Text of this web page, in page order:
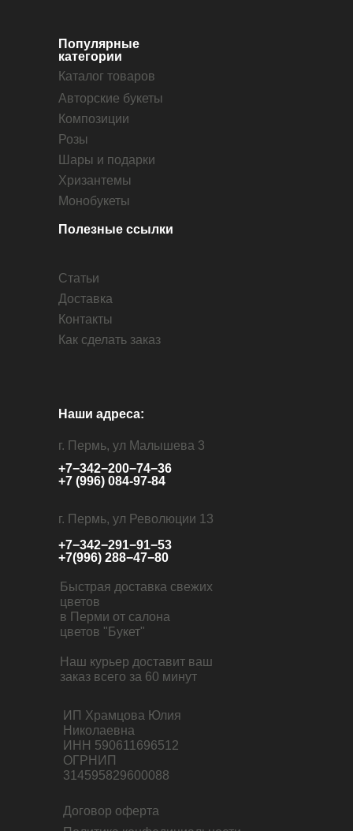
г. Пермь, ул Революции 13
г. Пермь, ул Малышева 3
Авторские букеты
Композиции
Розы
Шары и подарки
Хризантемы
Монобукеты
+7−342−291−91−53
+7(996) 288−47−80
+7−342−200−74−36
+7 (996) 084-97-84
Наши адреса:
Популярные
категории
Статьи
Доставка
Контакты
Как сделать заказ
Каталог товаров
Полезные ссылки
ИП Храмцова Юлия
Николаевна
ИНН 590611696512
ОГРНИП
314595829600088
Быстрая доставка свежих
цветов
в Перми от салона
цветов "Букет"
Наш курьер доставит ваш
заказ всего за 60 минут
Договор оферта